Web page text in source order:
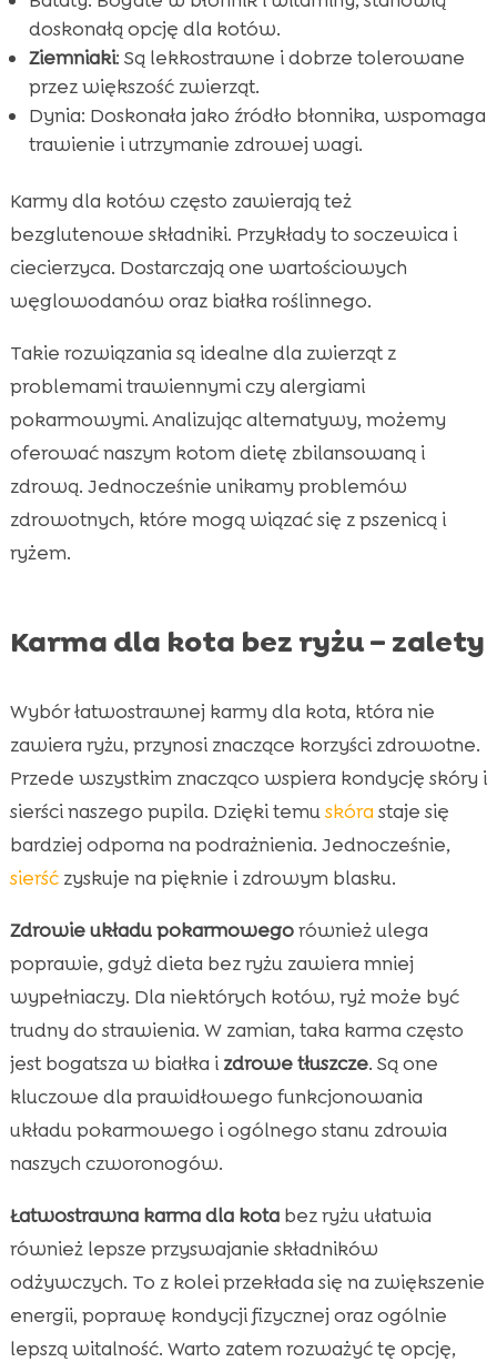
doskonałą opcję dla kotów.
Ziemniaki: Są lekkostrawne i dobrze tolerowane
przez większość zwierząt.
Dynia: Doskonała jako źródło błonnika, wspomaga
trawienie i utrzymanie zdrowej wagi.
Karmy dla kotów często zawierają też
bezglutenowe składniki. Przykłady to soczewica i
ciecierzyca. Dostarczają one wartościowych
węglowodanów oraz białka roślinnego.
Takie rozwiązania są idealne dla zwierząt z
problemami trawiennymi czy alergiami
pokarmowymi. Analizując alternatywy, możemy
oferować naszym kotom dietę zbilansowaną i
zdrową. Jednocześnie unikamy problemów
zdrowotnych, które mogą wiązać się z pszenicą i
ryżem.
Karma dla kota bez ryżu – zalety
Wybór łatwostrawnej karmy dla kota, która nie
zawiera ryżu, przynosi znaczące korzyści zdrowotne.
Przede wszystkim znacząco wspiera kondycję skóry i
sierści naszego pupila. Dzięki temuskóra staje się
bardziej odporna na podrażnienia. Jednocześnie,
sierśćzyskuje na pięknie i zdrowym blasku.
Zdrowie układu pokarmowegorównież ulega
poprawie, gdyż dieta bez ryżu zawiera mniej
wypełniaczy. Dla niektórych kotów, ryż może być
trudny do strawienia. W zamian, taka karma często
jest bogatsza w białka i zdrowe tłuszcze. Są one
kluczowe dla prawidłowego funkcjonowania
układu pokarmowego i ogólnego stanu zdrowia
naszych czworonogów.
Łatwostrawna karma dla kotabez ryżu ułatwia
również lepsze przyswajanie składników
odżywczych. To z kolei przekłada się na zwiększenie
energii, poprawę kondycji fizycznej oraz ogólnie
lepszą witalność. Warto zatem rozważyć tę opcję,